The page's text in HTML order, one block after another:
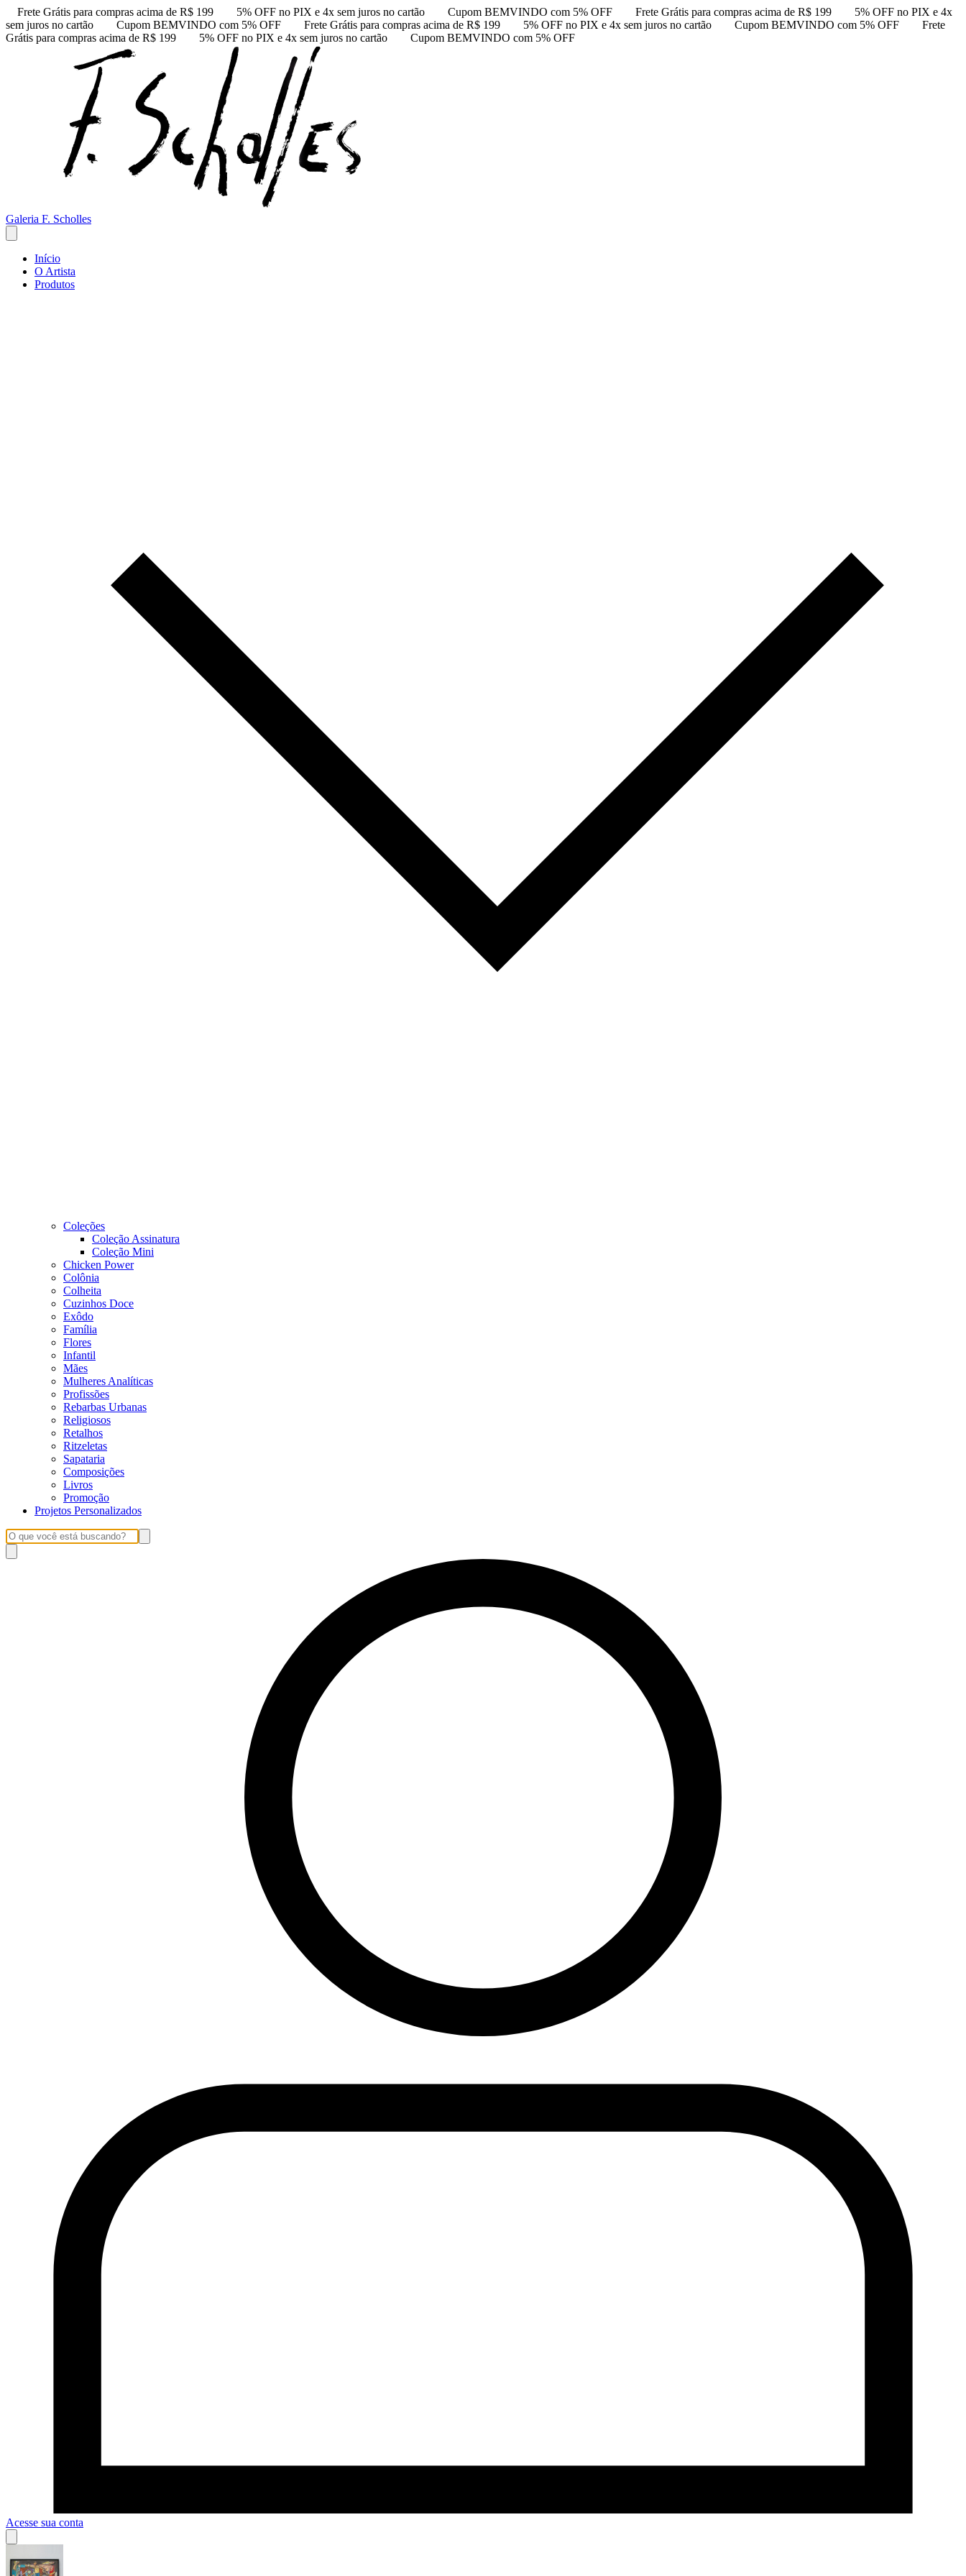
Frete Grátis para compras acima de R$ 199 5% OFF no PIX e 4x sem juros no cartão Cupom BEMVINDO com 5% OFF Frete Grátis para compras acima de R$ 199
5% OFF no PIX e 4x
sem juros no cartão
Cupom BEMVINDO com 5% OFF Frete Grátis para compras acima de R$ 199 5% OFF no PIX e 4x sem juros no cartão Cupom BEMVINDO com 5% OFF
Frete
Grátis para compras acima de R$ 199
5% OFF no PIX e 4x sem juros no cartão Cupom BEMVINDO com 5% OFF
Galeria F. Scholles
Início
O Artista
Produtos
Coleções
Coleção Assinatura
Coleção Mini
Chicken Power
Colônia
Colheita
Cuzinhos Doce
Exôdo
Família
Flores
Infantil
Mães
Mulheres Analíticas
Profissões
Rebarbas Urbanas
Religiosos
Retalhos
Ritzeletas
Sapataria
Composições
Livros
Promoção
Projetos Personalizados
Acesse sua conta